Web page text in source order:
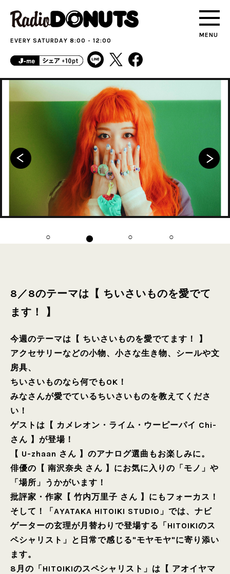
MENU
EVERY SATURDAY 8:00 - 12:00
8／8のテーマは【 ちいさいものを愛でて
ます！ 】
今週のテーマは【 ちいさいものを愛でてます！ 】
アクセサリーなどの小物、小さな生き物、シールや文
房具、
ちいさいものなら何でもOK！
みなさんが愛でているちいさいものを教えてくださ
い！
ゲストは【 カメレオン・ライム・ウーピーパイ Chi-
さん 】が登場！
【 U-zhaan さん 】のアナログ選曲もお楽しみに。
俳優の【 南沢奈央 さん 】にお気に入りの「モノ」や
「場所」うかがいます！
批評家・作家【 竹内万里子 さん 】にもフォーカス！
そして！「AYATAKA HITOIKI STUDIO」では、ナビ
ゲーターの玄理が月替わりで登場する「HITOIKIのス
ペシャリスト」と日常で感じる"モヤモヤ"に寄り添い
ます。
8月の「HITOIKIのスペシャリスト」は【 アオイヤマ